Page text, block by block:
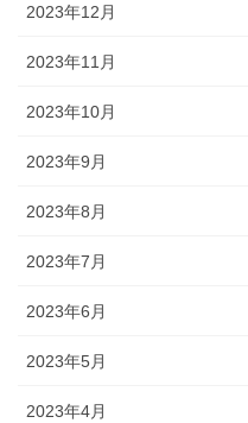
2023年12月
2023年11月
2023年10月
2023年9月
2023年8月
2023年7月
2023年6月
2023年5月
2023年4月